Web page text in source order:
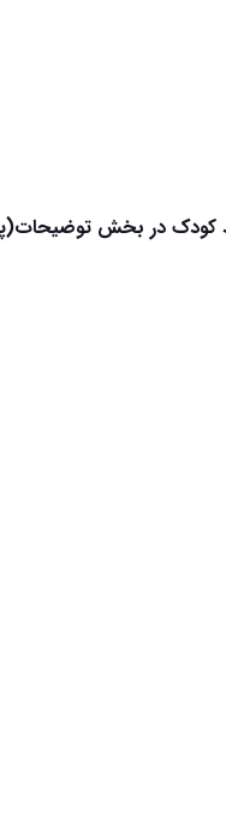
در بخش